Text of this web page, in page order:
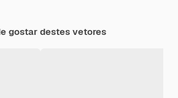
gostar destes vetores